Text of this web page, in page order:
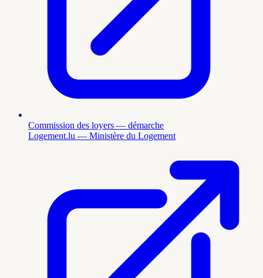
Commission des loyers — démarche
Logement.lu — Ministère du Logement